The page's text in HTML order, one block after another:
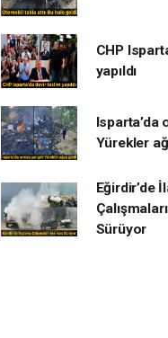
CHP
yapıldı
Isparta’da
Yürekler
Eğirdir’de
Sürüyor